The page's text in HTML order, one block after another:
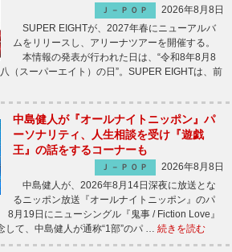
Ｊ－ＰＯＰ
2026年8月8日
SUPER EIGHTが、2027年春にニューアルバ
ムをリリースし、アリーナツアーを開催する。
本情報の発表が行われた日は、“令和8年8月8
（スーパーエイト）の日”。SUPER EIGHTは、前
中島健人が『オールナイトニッポン』パ
ーソナリティ、人生相談を受け『遊戯
王』の話をするコーナーも
Ｊ－ＰＯＰ
2026年8月8日
中島健人が、2026年8月14日深夜に放送とな
るニッポン放送『オールナイトニッポン』のパ
月19日にニューシングル『鬼事 / Fiction Love』
して、中島健人が通称“1部”のパ … 続きを読む